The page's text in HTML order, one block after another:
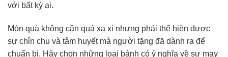
với bất kỳ ai.
Món quà không cần quá xa xỉ nhưng phải thể hiện được
sự chỉn chu và tâm huyết mà người tặng đã dành ra để
chuẩn bị. Hãy chọn những loại bánh có ý nghĩa về sự may